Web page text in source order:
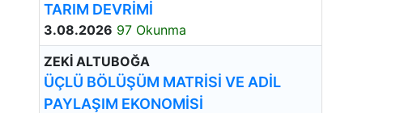
TARIM DEVRİMİ
3.08.2026 97 Okunma
ZEKİ ALTUBOĞA
ÜÇLÜ BÖLÜŞÜM MATRİSİ VE ADİL
PAYLAŞIM EKONOMİSİ